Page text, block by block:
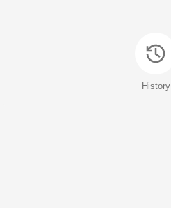
History